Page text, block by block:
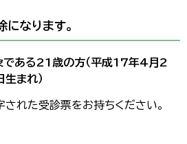
なります。
である21歳の方（平成17年4月2
まれ）
れた受診票をお持ちください。